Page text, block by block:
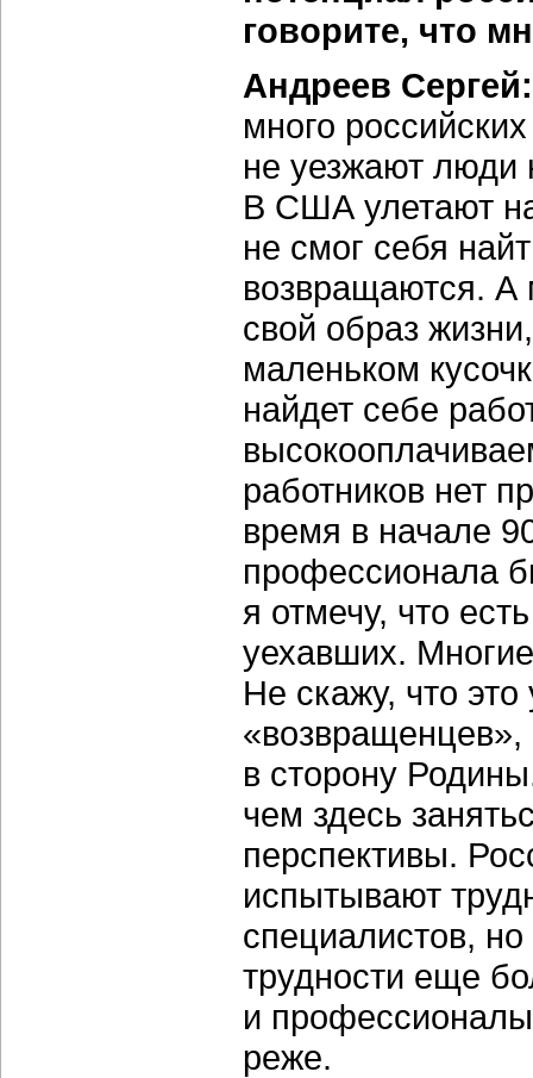
говорите, что
Андреев Сергей:
много
не уезжают люди
В США улетают
не смог себя
возвращаются. А
свой образ
маленьком
найдет себе
работников нет
время в начале
профессионала
я отмечу, что
уехавших.
Не скажу, что
«возвращенцев»,
в сторону
чем здесь
перспективы.
испытывают
специалистов,
трудности еще
и
реже.